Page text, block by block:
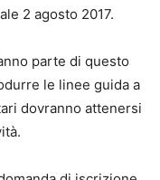
2 agosto 2017.
parte di questo
le linee guida a
dovranno attenersi